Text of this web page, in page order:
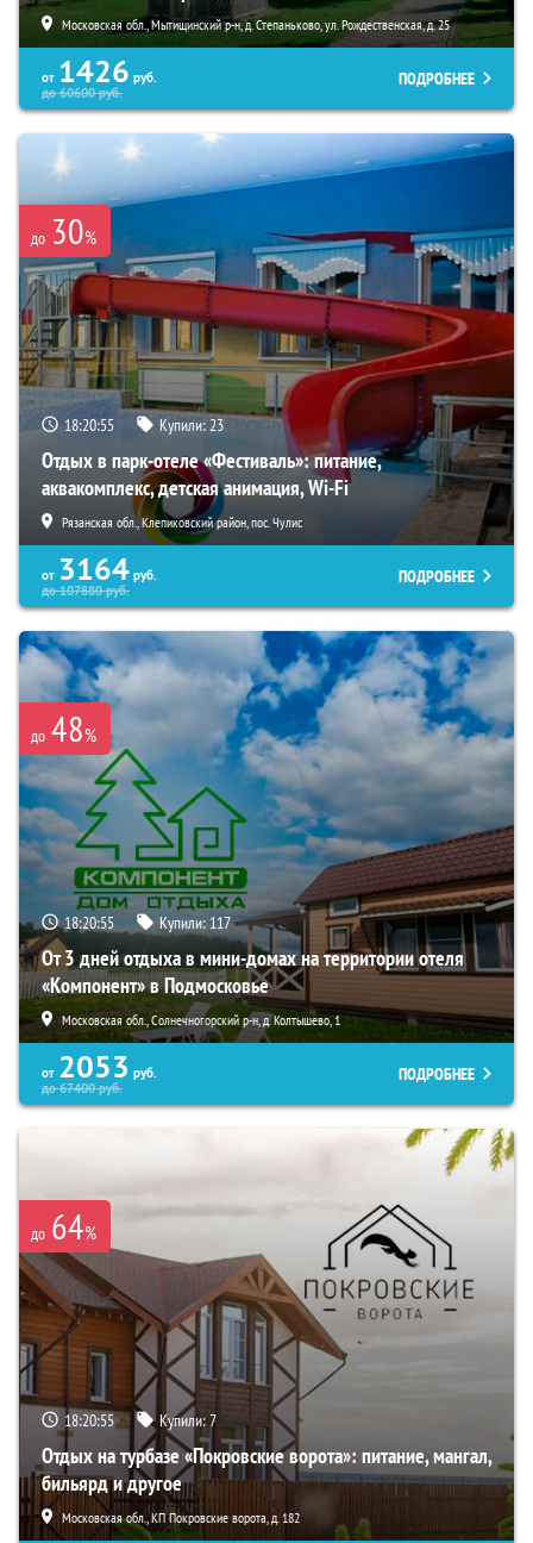
Московская обл., Мытищинский р-н, д. Степаньково, ул. Рождественская, д. 25
от 1426 руб.
до60600руб.
ПОДРОБНЕЕ
до 30%
18:20:53 Купили:23
Отдых в парк-отеле «Фестиваль»: питание,
аквакомплекс, детская анимация, Wi-Fi
Рязанская обл., Клепиковский район, пос. Чулис
от 3164 руб.
до107880руб.
ПОДРОБНЕЕ
до 48%
18:20:53 Купили: 117
От 3 дней отдыха в мини-домах на территории отеля
«Компонент» в Подмосковье
Московская обл., Солнечногорский р-н, д. Колтышево, 1
от 2053 руб.
до67400руб.
ПОДРОБНЕЕ
до 64%
18:20:53 Купили:7
Отдых на турбазе «Покровские ворота»: питание, мангал,
бильярд и другое
Московская обл., КП Покровские ворота, д. 182